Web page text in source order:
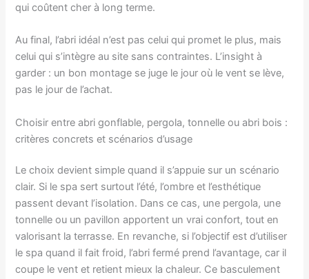
qui coûtent cher à long terme.
Au final, l’abri idéal n’est pas celui qui promet le plus, mais
celui qui s’intègre au site sans contraintes. L’insight à
garder : un bon montage se juge le jour où le vent se lève,
pas le jour de l’achat.
Choisir entre abri gonflable, pergola, tonnelle ou abri bois :
critères concrets et scénarios d’usage
Le choix devient simple quand il s’appuie sur un scénario
clair. Si le spa sert surtout l’été, l’ombre et l’esthétique
passent devant l’isolation. Dans ce cas, une pergola, une
tonnelle ou un pavillon apportent un vrai confort, tout en
valorisant la terrasse. En revanche, si l’objectif est d’utiliser
le spa quand il fait froid, l’abri fermé prend l’avantage, car il
coupe le vent et retient mieux la chaleur. Ce basculement